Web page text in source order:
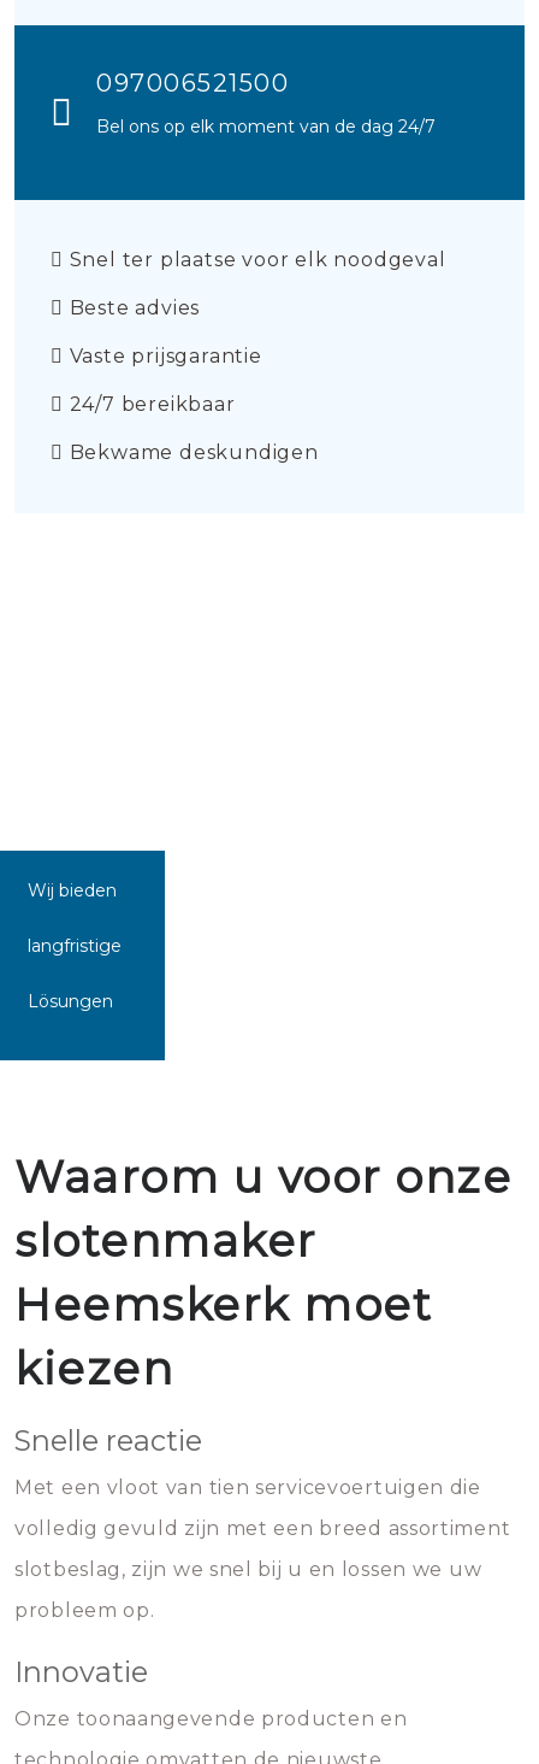
097006521500
Bel ons op elk moment van de dag 24/7
Snel ter plaatse voor elk noodgeval
Beste advies
Vaste prijsgarantie
24/7 bereikbaar
Bekwame deskundigen
Wij bieden
langfristige
Lösungen
Waarom u voor onze
slotenmaker
Heemskerk moet
kiezen
Snelle reactie
Met een vloot van tien servicevoertuigen die
volledig gevuld zijn met een breed assortiment
slotbeslag, zijn we snel bij u en lossen we uw
probleem op.
Innovatie
Onze toonaangevende producten en